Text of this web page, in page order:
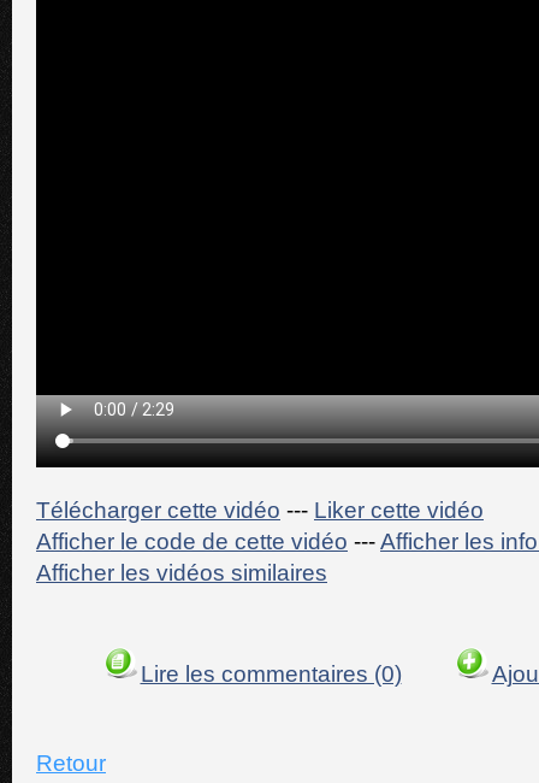
Télécharger cette vidéo --- Liker cette vidéo
Afficher le code de cette vidéo ---Afficher les
Afficher les vidéos similaires
Lire les commentaires (0)
Retour